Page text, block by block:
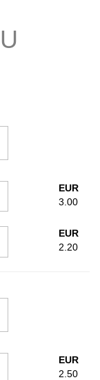
EUR
3.00
EUR
2.20
EUR
2.50